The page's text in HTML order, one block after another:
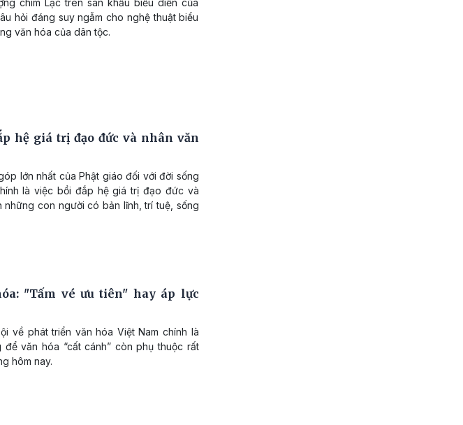
hỏi đáng suy ngẫm cho nghệ thuật biểu
văn hóa của dân tộc.
hệ giá trị đạo đức và nhân văn
lớn nhất của Phật giáo đối với đời sống
là việc bồi đắp hệ giá trị đạo đức và
con người có bản lĩnh, trí tuệ, sống
"Tấm vé ưu tiên" hay áp lực
về phát triển văn hóa Việt Nam chính là
để văn hóa “cất cánh” còn phụ thuộc rất
hôm nay.